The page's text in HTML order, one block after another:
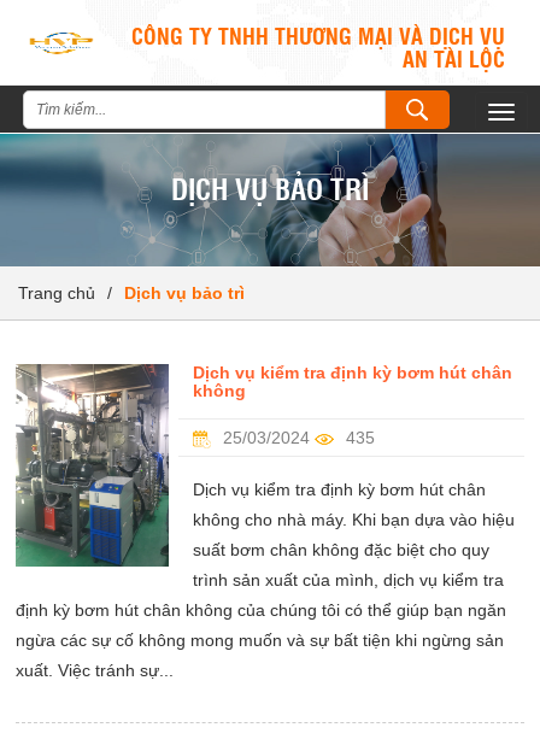
CÔNG TY TNHH THƯƠNG MẠI VÀ DỊCH VỤ
AN TÀI LỘC
DỊCH VỤ BẢO TRÌ
Trang chủ / Dịch vụ bảo trì
Dịch vụ kiểm tra định kỳ bơm hút chân
không
25/03/2024 435
Dịch vụ kiểm tra định kỳ bơm hút chân
không cho nhà máy. Khi bạn dựa vào hiệu
suất bơm chân không đặc biệt cho quy
trình sản xuất của mình, dịch vụ kiểm tra
định kỳ bơm hút chân không của chúng tôi có thể giúp bạn ngăn
ngừa các sự cố không mong muốn và sự bất tiện khi ngừng sản
xuất. Việc tránh sự...